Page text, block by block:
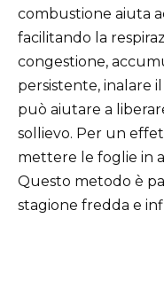
combustione aiuta
facilitando la
congestione,
persistente, inalare
può aiutare a
sollievo. Per un
mettere le foglie in
Questo metodo è
stagione fredda e